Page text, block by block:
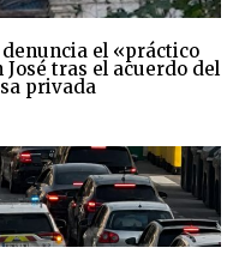
el «práctico
tras el acuerdo del
privada